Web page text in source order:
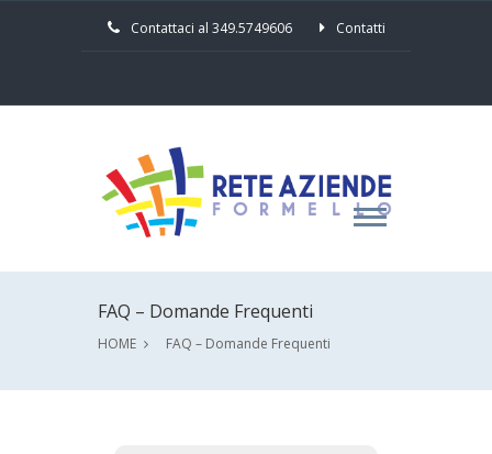
Contattaci al 349.5749606 Contatti
FAQ – Domande Frequenti
HOME FAQ – Domande Frequenti